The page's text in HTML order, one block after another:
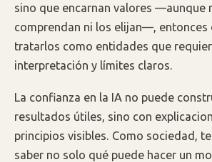
sino que encarnan valores —aunque
comprendan ni los elijan—, entonces
tratarlos como entidades que
interpretación y límites claros.
La confianza en la IA no puede
resultados útiles, sino con
principios visibles. Como sociedad,
saber no solo qué puede hacer un